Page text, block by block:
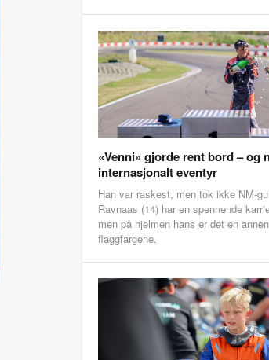
«Venni» gjorde rent bord – og
internasjonalt eventyr
Han var raskest, men tok ikke NM-
Ravnaas (14) har en spennende
men på hjelmen hans er det en
flaggfargene.